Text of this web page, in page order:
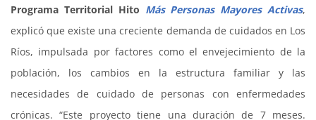
Programa Territorial Hito Más Personas Mayores Activas,
explicó que existe una creciente demanda de cuidados en Los
Ríos, impulsada por factores como el envejecimiento de la
población, los cambios en la estructura familiar y las
necesidades de cuidado de personas con enfermedades
crónicas. “Este proyecto tiene una duración de 7 meses.